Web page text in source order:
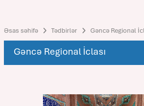
Əsas səhifə Tədbirlər Gəncə Regional
Gəncə Regional İclası